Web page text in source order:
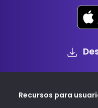
Recursos para